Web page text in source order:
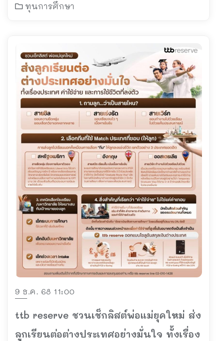
ทุนการศึกษา
9 ธ.ค. 68 11:00
ttb reserve ชวนเช็กลิสต์พ่อแม่ยุคใหม่ ส่ง
ลูกเรียนต่อต่างประเทศอย่างมั่นใจ ทั้งเรื่อง